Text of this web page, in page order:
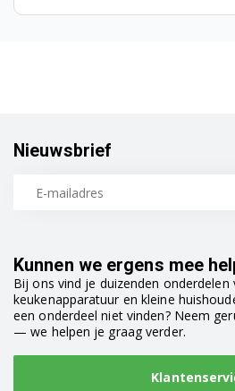
DFN2000X 7613333842
DFN26220R 7667351642
DFN26220W 7611651642
DFN26220W 7667251642
DFN26420S 7646051677
DFN26420W 7645951677
Kunnen we ergens mee
Bij ons vind je duizenden
keukenapparatuur en kleine
een onderdeel niet vinden? Neem
— we helpen je graag verder.
Nieuwsbrief